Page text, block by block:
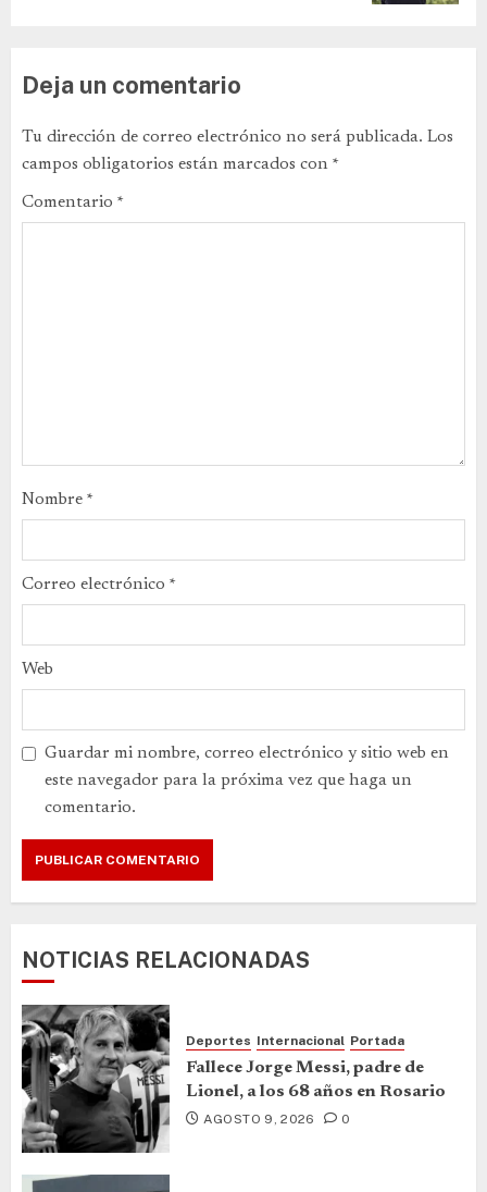
Deja un comentario
Tu dirección de correo electrónico no será publicada. Los
campos obligatorios están marcados con *
Comentario *
Nombre *
Correo electrónico *
Web
Guardar mi nombre, correo electrónico y sitio web en
este navegador para la próxima vez que haga un
comentario.
NOTICIAS RELACIONADAS
Deportes Internacional Portada
Fallece Jorge Messi, padre de
Lionel, a los 68 años en Rosario
AGOSTO 9, 2026 0